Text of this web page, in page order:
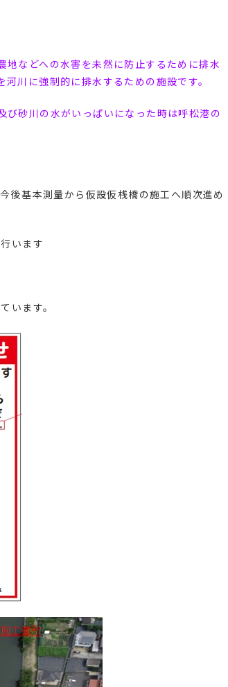
などへの水害を未然に防止するために排水
川に強制的に排水するための施設です。
砂川の水がいっぱいになった時は呼松港の
後基本測量から仮設仮桟橋の施工へ順次進め
います
います。